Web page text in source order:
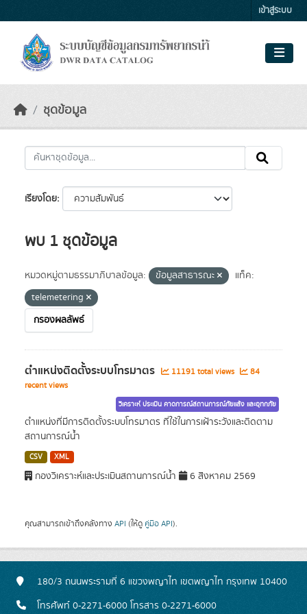
เข้าสู่ระบบ
ชุดข้อมูล
เรียงโดย
พบ 1 ชุดข้อมูล
หมวดหมู่ตามธรรมาภิบาลข้อมูล: ข้อมูลสาธารณะ
แท็ค:
telemetering
กรองผลลัพธ์
ตำแหน่งติดตั้งระบบโทรมาตร 11191 total views
84
recent views
วิเคราะห์ ประเมิน คาดการณ์สถานการณ์ภัยแล้ง และอุทกภัย
ตำแหน่งที่มีการติดตั้งระบบโทรมาตร ที่ใช้ในการเฝ้าระวังและติดตาม
สถานการณ์น้ำ
CSV XML
กองวิเคราะห์และประเมินสถานการณ์น้ำ 6 สิงหาคม 2569
คุณสามารถเข้าถึงคลังทาง API (ให้ดู คู่มือ API).
180/3 ถนนพระรามที่ 6 แขวงพญาไท เขตพญาไท กรุงเทพ 10400
โทรศัพท์ 0-2271-6000 โทรสาร 0-2271-6000